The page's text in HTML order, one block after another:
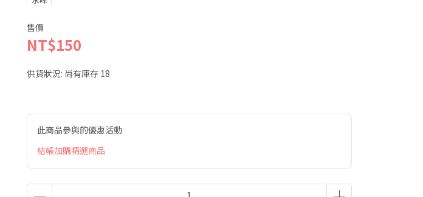
售價
NT$150
供貨狀況: 尚有庫存 18
此商品參與的優惠活動
結帳加購精選商品